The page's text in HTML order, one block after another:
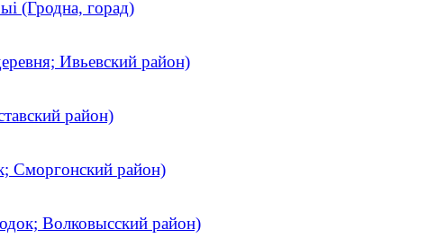
(Гродна, горад)
Ивьевский район)
район)
Сморгонский район)
Волковысский район)